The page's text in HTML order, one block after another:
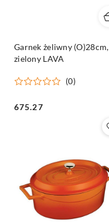
Garnek żeliwny (O)28cm,
zielony LAVA
(0)
Cena:
675.27